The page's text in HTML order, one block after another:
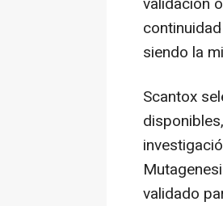
siendo la
Scantox
validado